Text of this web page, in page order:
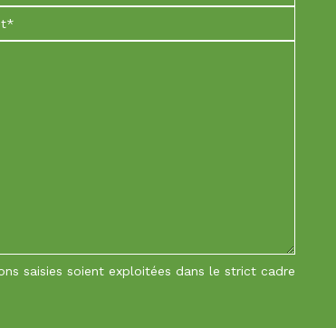
saisies soient exploitées dans le strict cadre